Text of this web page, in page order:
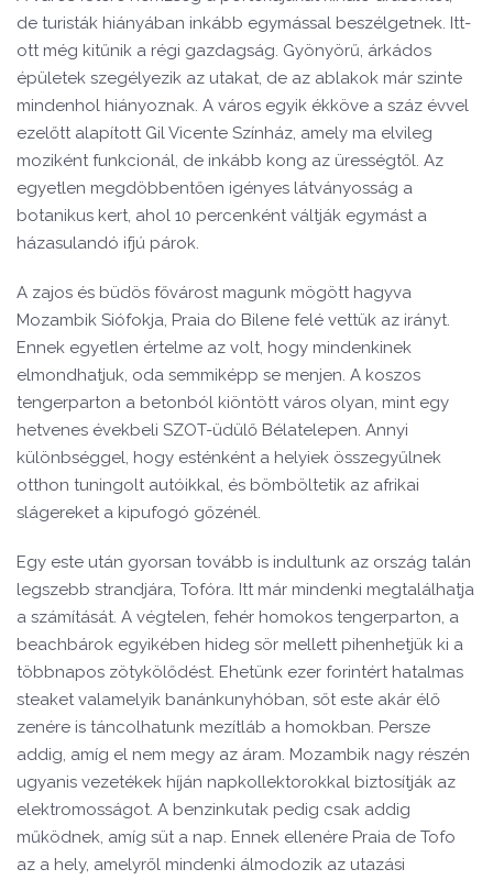
de turisták hiányában inkább egymással beszélgetnek. Itt-
ott még kitűnik a régi gazdagság. Gyönyörű, árkádos
épületek szegélyezik az utakat, de az ablakok már szinte
mindenhol hiányoznak. A város egyik ékköve a száz évvel
ezelőtt alapított Gil Vicente Színház, amely ma elvileg
moziként funkcionál, de inkább kong az ürességtől. Az
egyetlen megdöbbentően igényes látványosság a
botanikus kert, ahol 10 percenként váltják egymást a
házasulandó ifjú párok.
A zajos és büdös fővárost magunk mögött hagyva
Mozambik Siófokja, Praia do Bilene felé vettük az irányt.
Ennek egyetlen értelme az volt, hogy mindenkinek
elmondhatjuk, oda semmiképp se menjen. A koszos
tengerparton a betonból kiöntött város olyan, mint egy
hetvenes évekbeli SZOT-üdülő Bélatelepen. Annyi
különbséggel, hogy esténként a helyiek összegyűlnek
otthon tuningolt autóikkal, és bömböltetik az afrikai
slágereket a kipufogó gőzénél.
Egy este után gyorsan tovább is indultunk az ország talán
legszebb strandjára, Tofóra. Itt már mindenki megtalálhatja
a számítását. A végtelen, fehér homokos tengerparton, a
beachbárok egyikében hideg sör mellett pihenhetjük ki a
többnapos zötykölődést. Ehetünk ezer forintért hatalmas
steaket valamelyik banánkunyhóban, sőt este akár élő
zenére is táncolhatunk mezítláb a homokban. Persze
addig, amíg el nem megy az áram. Mozambik nagy részén
ugyanis vezetékek híján napkollektorokkal biztosítják az
elektromosságot. A benzinkutak pedig csak addig
működnek, amíg süt a nap. Ennek ellenére Praia de Tofo
az a hely, amelyről mindenki álmodozik az utazási